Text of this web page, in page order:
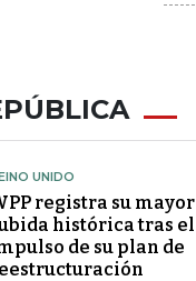
UNIDO
registra su mayor
histórica tras el
de su plan de